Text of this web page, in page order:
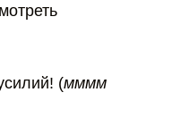
(мммм